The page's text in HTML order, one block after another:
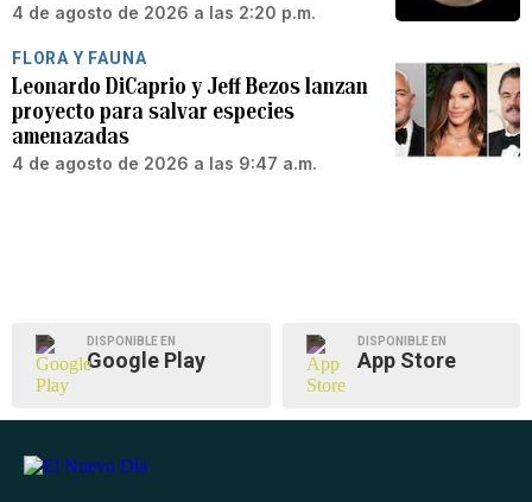
4 de agosto de 2026 a las 2:20 p.m.
FLORA Y FAUNA
Leonardo DiCaprio y Jeff Bezos lanzan
proyecto para salvar especies
amenazadas
4 de agosto de 2026 a las 9:47 a.m.
DISPONIBLE EN
Google Play
DISPONIBLE EN
App Store